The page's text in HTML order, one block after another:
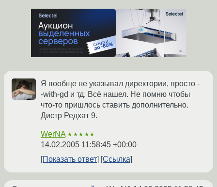
Я вообще не указывал директории, просто -
-with-gd и тд. Всё нашел. Не помню чтобы
что-то пришлось ставить дополнительно.
Дистр Редхат 9.
WerNA ★★★★★
14.02.2005 11:58:45 +00:00
Показать ответ
Ссылка